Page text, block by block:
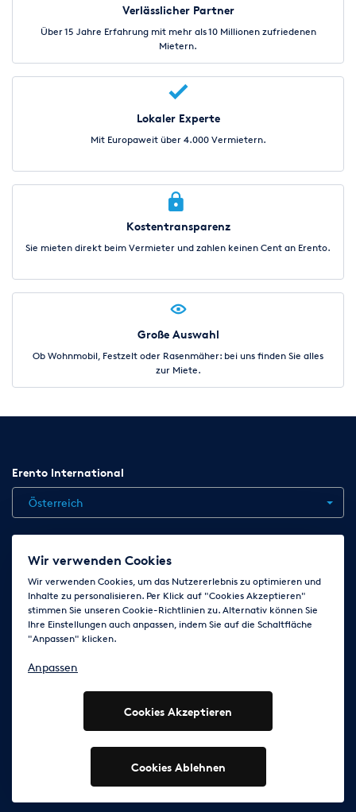
Verlässlicher Partner
Über 15 Jahre Erfahrung mit mehr als 10 Millionen zufriedenen
Mietern.
Lokaler Experte
Mit Europaweit über 4.000 Vermietern.
Kostentransparenz
Sie mieten direkt beim Vermieter und zahlen keinen Cent an Erento.
Große Auswahl
Ob Wohnmobil, Festzelt oder Rasenmäher: bei uns finden Sie alles
zur Miete.
Erento International
Österreich
Jobs Kontakt News
AGB
Impressum Cookie-Einstellungen ändern
Folge uns auf
© 2003 - 2026 Erento Campanda GmbH - Alle Rechte
vorbehalten
Ausgewiesene Marken gehören den jeweiligen Eigentümern.
Wir verwenden Cookies
Wir verwenden Cookies, um das Nutzererlebnis zu optimieren und
Inhalte zu personalisieren. Per Klick auf "Cookies Akzeptieren"
stimmen Sie unseren Cookie-Richtlinien zu. Alternativ können Sie
Ihre Einstellungen auch anpassen, indem Sie auf die Schaltfläche
"Anpassen" klicken.
Anpassen
Cookies Akzeptieren
Cookies Ablehnen